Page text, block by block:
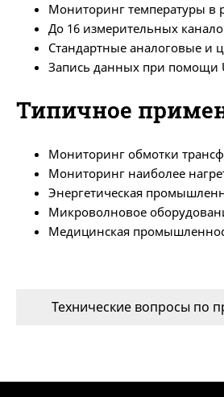
Мониторинг температуры в
До 16 измерительных
Стандартные аналоговые и
Запись данных при помощи
Типичное
Мониторинг обмотки
Мониторинг наиболее
Энергетическая
Микроволновое
Медицинская
Технические вопросы по